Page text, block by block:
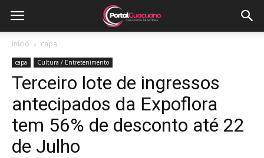
Início capa
capa Cultura / Entretenimento
Terceiro lote de ingressos
antecipados da Expoflora
tem 56% de desconto até 22
de Julho